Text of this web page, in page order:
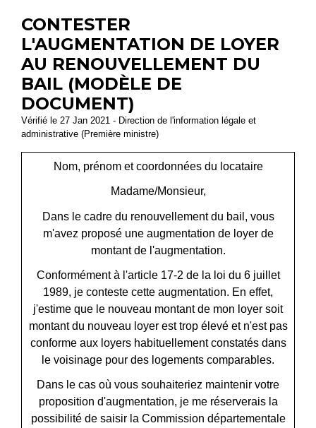
CONTESTER
L'AUGMENTATION DE LOYER
AU RENOUVELLEMENT DU
BAIL (MODÈLE DE
DOCUMENT)
Vérifié le 27 Jan 2021 - Direction de l'information légale et
administrative (Première ministre)
Nom, prénom et coordonnées du locataire
Madame/Monsieur,
Dans le cadre du renouvellement du bail, vous
m'avez proposé une augmentation de loyer de
montant de l'augmentation.
Conformément à l'article 17-2 de la loi du 6 juillet
1989, je conteste cette augmentation. En effet,
j'estime que le nouveau montant de mon loyer soit
montant du nouveau loyerest trop élevé et n'est pas
conforme aux loyers habituellement constatés dans
le voisinage pour des logements comparables.
Dans le cas où vous souhaiteriez maintenir votre
proposition d'augmentation, je me réserverais la
possibilité de saisir la Commission départementale